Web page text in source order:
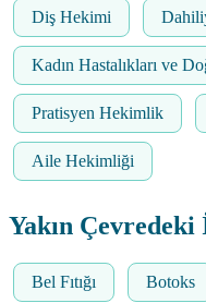
Diş Hekimi
Kadın Hastalıkları ve
Pratisyen Hekimlik
Aile Hekimliği
Yakın
Bel Fıtığı Botoks